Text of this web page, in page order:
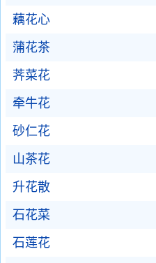
藕花心
蒲花茶
荠菜花
牵牛花
砂仁花
山茶花
升花散
石花菜
石莲花